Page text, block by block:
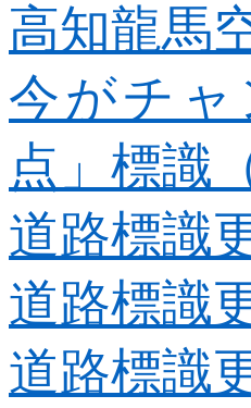
高知龍馬
今がチャ
点」標識
道路標識
道路標識
道路標識